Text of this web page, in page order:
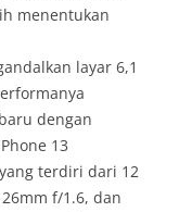
menentukan
layar 6,1
dengan
13
terdiri dari 12
f/1.6, dan